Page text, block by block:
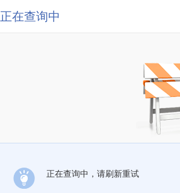
正在查询中
正在查询中，请刷新重试